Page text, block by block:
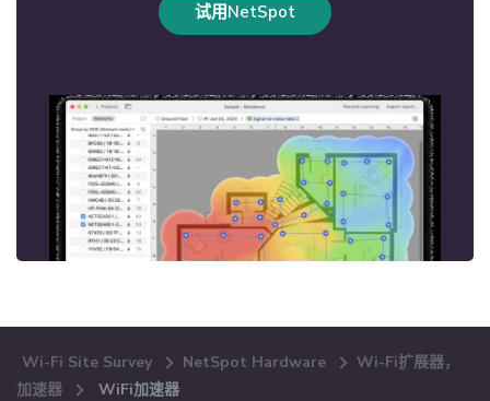
试用NetSpot
Wi-Fi Site Survey NetSpot Hardware
Wi-Fi扩展器，
加速器
WiFi加速器